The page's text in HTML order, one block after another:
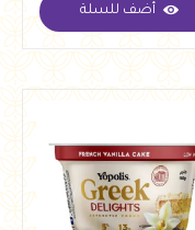
أضف للسلة